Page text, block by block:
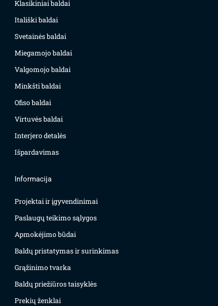
Klasikiniai baldai
Itališki baldai
Svetainės baldai
Miegamojo baldai
Valgomojo baldai
Minkšti baldai
Ofiso baldai
Virtuvės baldai
Interjero detalės
Išpardavimas
Informacija
Projektai ir įgyvendinimai
Paslaugų teikimo sąlygos
Apmokėjimo būdai
Baldų pristatymas ir surinkimas
Grąžinimo tvarka
Baldų priežiūros taisyklės
Prekių ženklai